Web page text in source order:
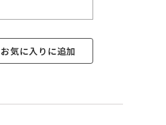
お気に入りに追加